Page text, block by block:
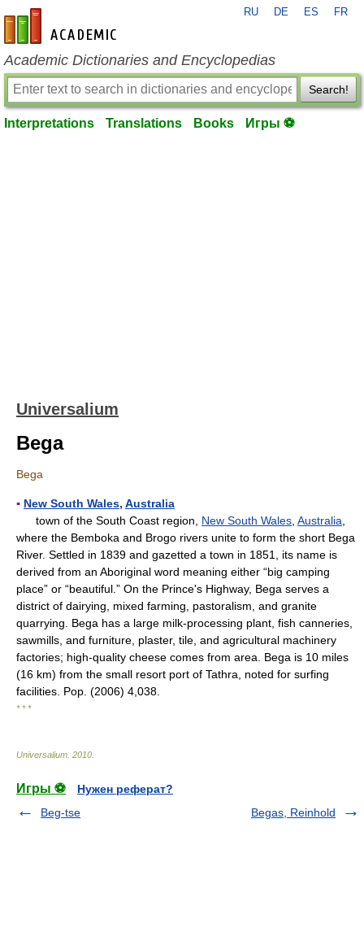
en-academic.com
RU DE ES FR
Academic Dictionaries and Encyclopedias
Search!
Interpretations Translations Books Игры ⚽
Universalium
Bega
Bega
▪ New South Wales, Australia
town of the South Coast region, New South Wales Australia
where the Bemboka and Brogo rivers unite to form the short Bega
River. Settled in 1839 and gazetted a town in 1851, its name is
derived from an Aboriginal word meaning either “big camping
place” or “beautiful.” On the Prince's Highway, Bega serves a
district of dairying, mixed farming, pastoralism, and granite
quarrying. Bega has a large milk-processing plant, fish canneries,
sawmills, and furniture, plaster, tile, and agricultural machinery
factories; high-quality cheese comes from area. Bega is 10 miles
(16 km) from the small resort port of Tathra, noted for surfing
facilities. Pop. (2006) 4,038.
* * *
Universalium 2010
Игры ⚽
Нужен реферат?
Beg-tse
Begas, Reinhold